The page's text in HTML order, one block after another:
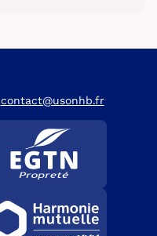
contact@usonhb.fr